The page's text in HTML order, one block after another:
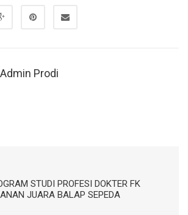
Admin Prodi
STUDI PROFESI DOKTER FK
JUARA BALAP SEPEDA